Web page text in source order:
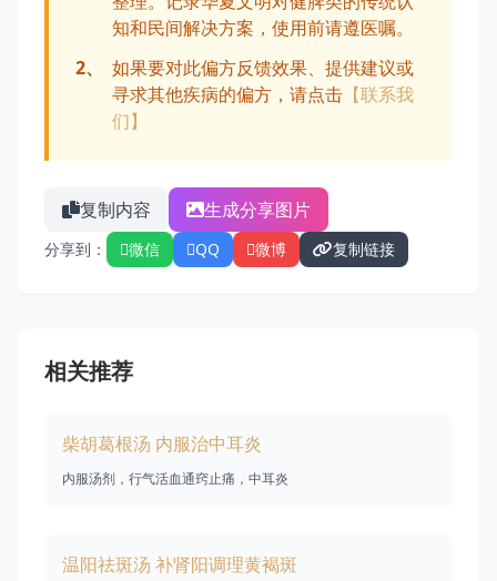
知和民间解决方案，使用前请遵医嘱。
2、
如果要对此偏方反馈效果、提供建议或
寻求其他疾病的偏方，请点击 【联系我
们】
复制内容 生成分享图片
分享到： 微信 QQ 微博 复制链接
相关推荐
柴胡葛根汤 内服治中耳炎
内服汤剂，行气活血通窍止痛，中耳炎
温阳祛斑汤 补肾阳调理黄褐斑